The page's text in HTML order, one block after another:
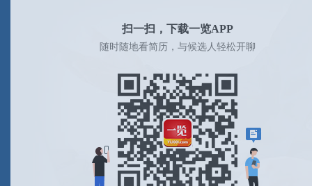
扫一扫，下载一览APP
随时随地看简历，与候选人轻松开聊